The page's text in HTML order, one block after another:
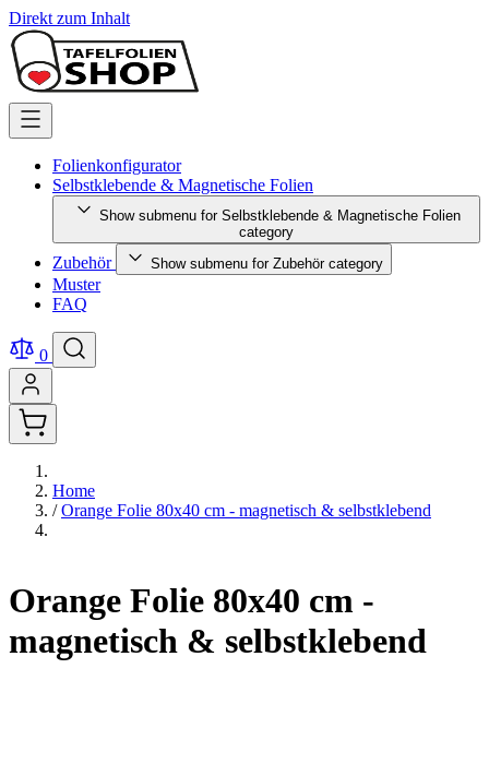
Direkt zum Inhalt
Folienkonfigurator
Selbstklebende & Magnetische Folien
Show submenu for Selbstklebende & Magnetische Folien
category
Zubehör Show submenu for Zubehör category
Muster
FAQ
0
Home
/ Orange Folie 80x40 cm - magnetisch & selbstklebend
Orange Folie 80x40 cm -
magnetisch & selbstklebend